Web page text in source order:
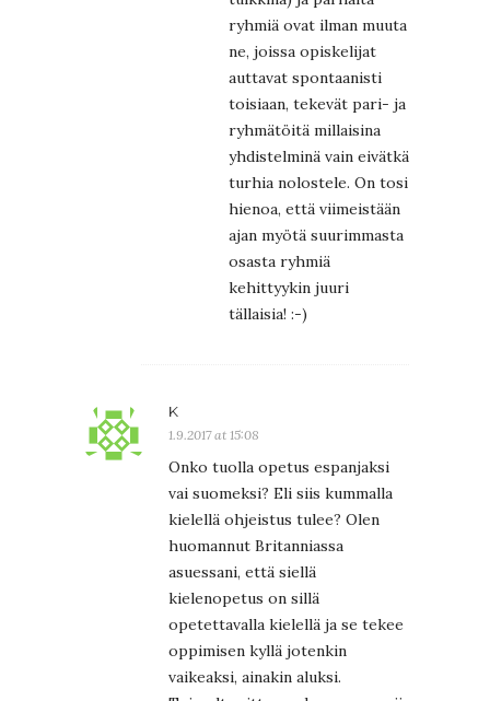
ryhmiä ovat ilman muuta
ne, joissa opiskelijat
auttavat spontaanisti
toisiaan, tekevät pari- ja
ryhmätöitä millaisina
yhdistelminä vain eivätkä
turhia nolostele. On tosi
hienoa, että viimeistään
ajan myötä suurimmasta
osasta ryhmiä
kehittyykin juuri
tällaisia! :-)
K
1.9.2017 at 15:08
Onko tuolla opetus espanjaksi
vai suomeksi? Eli siis kummalla
kielellä ohjeistus tulee? Olen
huomannut Britanniassa
asuessani, että siellä
kielenopetus on sillä
opetettavalla kielellä ja se tekee
oppimisen kyllä jotenkin
vaikeaksi, ainakin aluksi.